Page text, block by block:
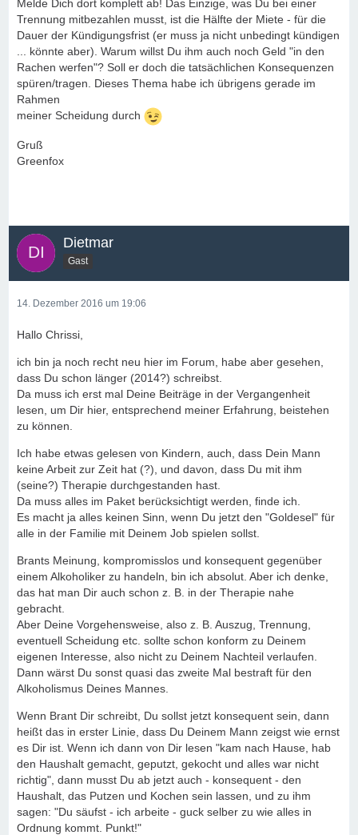
Melde Dich dort komplett ab! Das Einzige, was Du bei einer
Trennung mitbezahlen musst, ist die Hälfte der Miete - für die
Dauer der Kündigungsfrist (er muss ja nicht unbedingt kündigen
... könnte aber). Warum willst Du ihm auch noch Geld "in den
Rachen werfen"? Soll er doch die tatsächlichen Konsequenzen
spüren/tragen. Dieses Thema habe ich übrigens gerade im
Rahmen
meiner Scheidung durch
Gruß
Greenfox
Dietmar
Gast
14. Dezember 2016 um 19:06
Hallo Chrissi,
ich bin ja noch recht neu hier im Forum, habe aber gesehen,
dass Du schon länger (2014?) schreibst.
Da muss ich erst mal Deine Beiträge in der Vergangenheit
lesen, um Dir hier, entsprechend meiner Erfahrung, beistehen
zu können.
Ich habe etwas gelesen von Kindern, auch, dass Dein Mann
keine Arbeit zur Zeit hat (?), und davon, dass Du mit ihm
(seine?) Therapie durchgestanden hast.
Da muss alles im Paket berücksichtigt werden, finde ich.
Es macht ja alles keinen Sinn, wenn Du jetzt den "Goldesel" für
alle in der Familie mit Deinem Job spielen sollst.
Brants Meinung, kompromisslos und konsequent gegenüber
einem Alkoholiker zu handeln, bin ich absolut. Aber ich denke,
das hat man Dir auch schon z. B. in der Therapie nahe
gebracht.
Aber Deine Vorgehensweise, also z. B. Auszug, Trennung,
eventuell Scheidung etc. sollte schon konform zu Deinem
eigenen Interesse, also nicht zu Deinem Nachteil verlaufen.
Dann wärst Du sonst quasi das zweite Mal bestraft für den
Alkoholismus Deines Mannes.
Wenn Brant Dir schreibt, Du sollst jetzt konsequent sein, dann
heißt das in erster Linie, dass Du Deinem Mann zeigst wie ernst
es Dir ist. Wenn ich dann von Dir lesen "kam nach Hause, hab
den Haushalt gemacht, geputzt, gekocht und alles war nicht
richtig", dann musst Du ab jetzt auch - konsequent - den
Haushalt, das Putzen und Kochen sein lassen, und zu ihm
sagen: "Du säufst - ich arbeite - guck selber zu wie alles in
Ordnung kommt. Punkt!"